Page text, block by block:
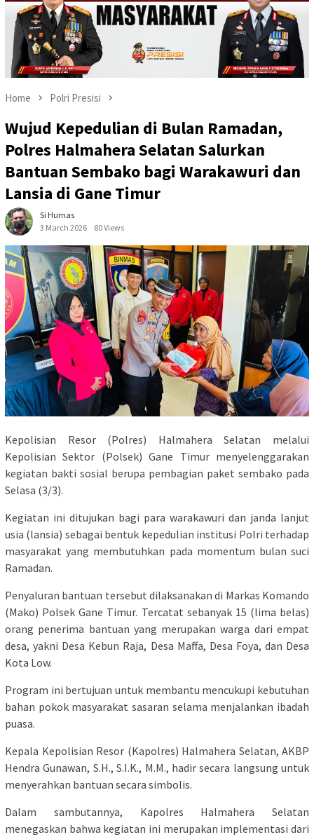
Home Polri Presisi
Wujud Kepedulian di Bulan Ramadan,
Polres Halmahera Selatan Salurkan
Bantuan Sembako bagi Warakawuri dan
Lansia di Gane Timur
Si Humas
3 March 2026
80 Views
Kepolisian Resor (Polres) Halmahera Selatan melalui
Kepolisian Sektor (Polsek) Gane Timur menyelenggarakan
kegiatan bakti sosial berupa pembagian paket sembako pada
Selasa (3/3).
Kegiatan ini ditujukan bagi para warakawuri dan janda lanjut
usia (lansia) sebagai bentuk kepedulian institusi Polri terhadap
masyarakat yang membutuhkan pada momentum bulan suci
Ramadan.
​Penyaluran bantuan tersebut dilaksanakan di Markas Komando
(Mako) Polsek Gane Timur. Tercatat sebanyak 15 (lima belas)
orang penerima bantuan yang merupakan warga dari empat
desa, yakni Desa Kebun Raja, Desa Maffa, Desa Foya, dan Desa
Kota Low.
Program ini bertujuan untuk membantu mencukupi kebutuhan
bahan pokok masyarakat sasaran selama menjalankan ibadah
puasa.
​Kepala Kepolisian Resor (Kapolres) Halmahera Selatan, AKBP
Hendra Gunawan, S.H., S.I.K., M.M., hadir secara langsung untuk
menyerahkan bantuan secara simbolis.
Dalam sambutannya, Kapolres Halmahera Selatan
menegaskan bahwa kegiatan ini merupakan implementasi dari